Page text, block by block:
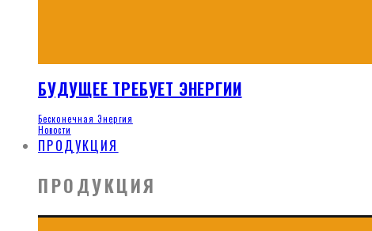
БУДУЩЕЕ ТРЕБУЕТ ЭНЕРГИИ
Бесконечная Энергия
Новости
ПРОДУКЦИЯ
ПРОДУКЦИЯ